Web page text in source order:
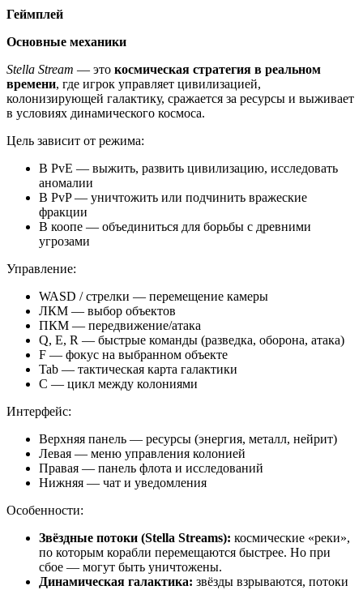
Геймплей
Основные механики
Stella Stream — это космическая стратегия в реальном
времени, где игрок управляет цивилизацией,
колонизирующей галактику, сражается за ресурсы и выживает
в условиях динамического космоса.
Цель зависит от режима:
В PvE — выжить, развить цивилизацию, исследовать
аномалии
В PvP — уничтожить или подчинить вражеские
фракции
В коопе — объединиться для борьбы с древними
угрозами
Управление:
WASD / стрелки — перемещение камеры
ЛКМ — выбор объектов
ПКМ — передвижение/атака
Q, E, R — быстрые команды (разведка, оборона, атака)
F — фокус на выбранном объекте
Tab — тактическая карта галактики
C — цикл между колониями
Интерфейс:
Верхняя панель — ресурсы (энергия, металл, нейрит)
Левая — меню управления колонией
Правая — панель флота и исследований
Нижняя — чат и уведомления
Особенности:
Звёздные потоки (Stella Streams): космические «реки»,
по которым корабли перемещаются быстрее. Но при
сбое — могут быть уничтожены.
Динамическая галактика: звёзды взрываются, потоки